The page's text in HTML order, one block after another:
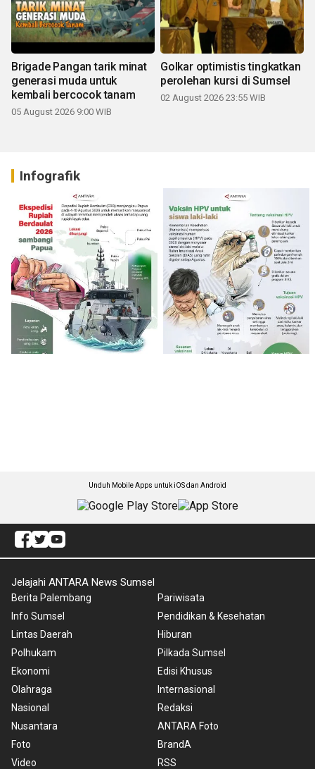
Brigade Pangan tarik minat
generasi muda untuk
kembali bercocok tanam
05 August 2026 9:00 WIB
Golkar optimistis tingkatkan
perolehan kursi di Sumsel
02 August 2026 23:55 WIB
Infografik
Unduh Mobile Apps untuk iOS dan Android
Jelajahi ANTARA News Sumsel
Berita Palembang
Info Sumsel
Lintas Daerah
Polhukam
Ekonomi
Olahraga
Nasional
Nusantara
Foto
Video
Pariwisata
Pendidikan & Kesehatan
Hiburan
Pilkada Sumsel
Edisi Khusus
Internasional
Redaksi
ANTARA Foto
BrandA
RSS